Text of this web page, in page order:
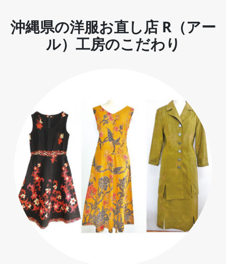
沖縄県の洋服お直し店 R（アー
ル）工房のこだわり